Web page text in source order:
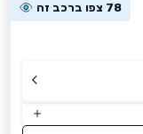
78 צפו ברכב זה